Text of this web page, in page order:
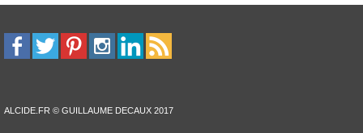
ALCIDE.FR © GUILLAUME DECAUX 2017